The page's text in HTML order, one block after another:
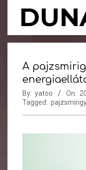
Primary
MenuA
By: yatoo On:
Tagged: